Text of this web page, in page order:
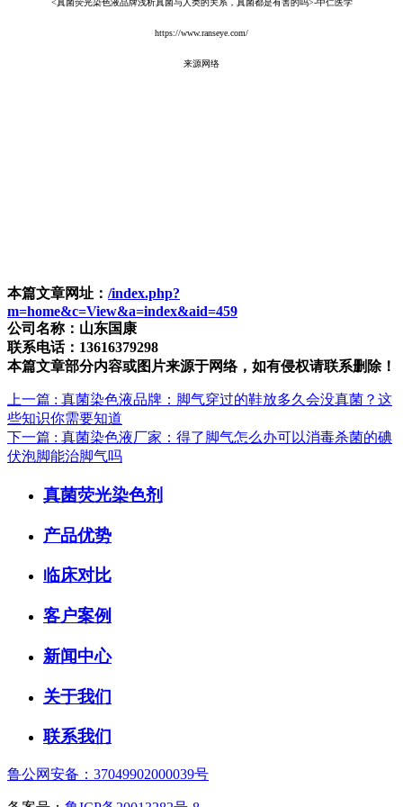
<真菌荧光染色液品牌浅析真菌与人类的关系，真菌都是有害的吗>-中仁医学
https://www.ranseye.com/
来源网络
本篇文章网址： /index.php?
m=home&c=View&a=index&aid=459
公司名称：山东国康
联系电话：13616379298
本篇文章部分内容或图片来源于网络，如有侵权请联系删除！
上一篇 : 真菌染色液品牌：脚气穿过的鞋放多久会没真菌？这
些知识你需要知道
下一篇 : 真菌染色液厂家：得了脚气怎么办可以消毒杀菌的碘
伏泡脚能治脚气吗
真菌荧光染色剂
产品优势
临床对比
客户案例
新闻中心
关于我们
联系我们
鲁公网安备：37049902000039号